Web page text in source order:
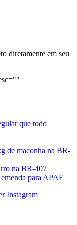
diretamente em seu
que todo
de maconha na BR-
na BR-407
para APAE
Instagram